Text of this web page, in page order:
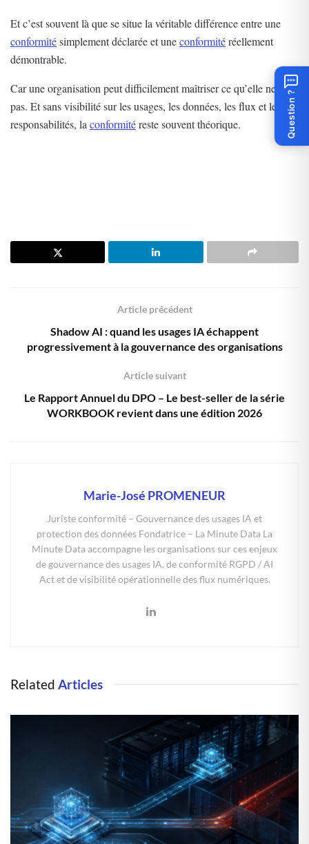
Et c’est souvent là que se situe la véritable différence entre une
conformitésimplement déclarée et uneconformitéréellement
démontrable.
Car une organisation peut difficilement maîtriser ce qu’elle ne voit
pas. Et sans visibilité sur les usages, les données, les flux et les
responsabilités, la conformitéreste souvent théorique.
Article précédent
Shadow AI : quand les usages IA échappent
progressivement à la gouvernance des organisations
Article suivant
Le Rapport Annuel du DPO – Le best-seller de la série
WORKBOOK revient dans une édition 2026
Marie-José PROMENEUR
Juriste conformité – Gouvernance des usages IA et
protection des données Fondatrice – La Minute Data La
Minute Data accompagne les organisations sur ces enjeux
de gouvernance des usages IA, de conformité RGPD / AI
Act et de visibilité opérationnelle des flux numériques.
Related Articles
Question ?